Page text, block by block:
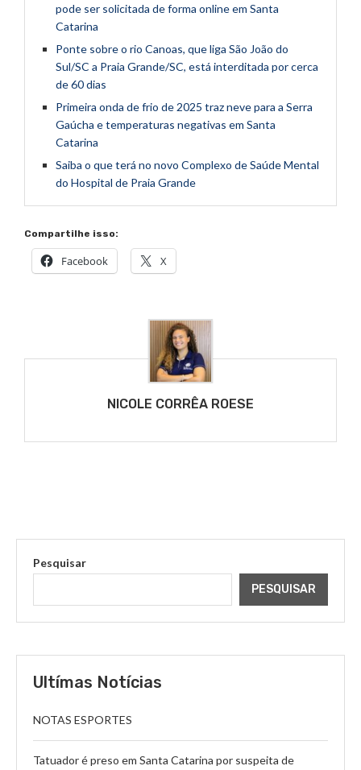
pode ser solicitada de forma online em Santa
Catarina
Ponte sobre o rio Canoas, que liga São João do
Sul/SC a Praia Grande/SC, está interditada por cerca
de 60 dias
Primeira onda de frio de 2025 traz neve para a Serra
Gaúcha e temperaturas negativas em Santa
Catarina
Saiba o que terá no novo Complexo de Saúde Mental
do Hospital de Praia Grande
Compartilhe isso:
Facebook X
NICOLE CORRÊA ROESE
Pesquisar
PESQUISAR
Ultímas Notícias
NOTAS ESPORTES
Tatuador é preso em Santa Catarina por suspeita de